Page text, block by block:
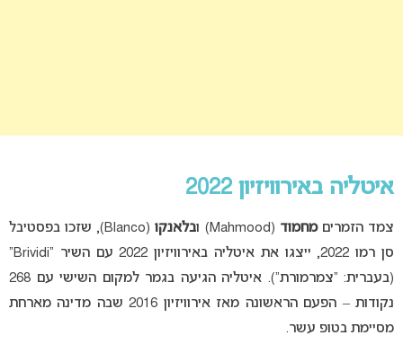
איטליה באירוויזיון 2022
צמד הזמריםמחמוד (Mahmood) ו בלאנקו
(Blanco), שזכו בפסטיבל
סן רמו 2022, ייצגו את איטליה באירוויזיון 2022 עם השיר “Brividi”
(בעברית: “צמרמורת”). איטליה הגיעה בגמר למקום השישי עם 268
נקודות – הפעם הראשונה מאז אירוויזיון 2016 שבה מדינה מארחת
מסיימת בטופ עשר.